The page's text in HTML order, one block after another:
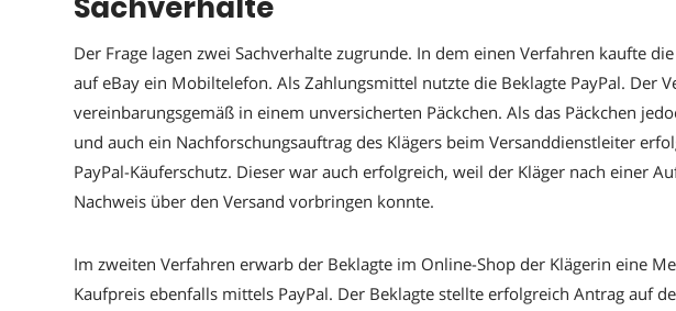
Der Frage lagen zwei Sachverhalte zugrunde. In dem einen Verfahren kaufte
auf eBay ein Mobiltelefon. Als Zahlungsmittel nutzte die Beklagte PayPal. Der
vereinbarungsgemäß in einem unversicherten Päckchen. Als das Päckchen
und auch ein Nachforschungsauftrag des Klägers beim Versanddienstleiter
PayPal-Käuferschutz. Dieser war auch erfolgreich, weil der Kläger nach einer
Nachweis über den Versand vorbringen konnte.
Im zweiten Verfahren erwarb der Beklagte im Online-Shop der Klägerin eine
Kaufpreis ebenfalls mittels PayPal. Der Beklagte stellte erfolgreich Antrag auf